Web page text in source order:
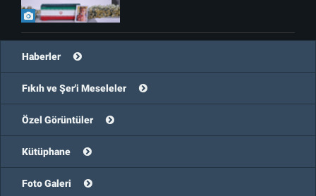
Haberler
Fıkıh ve Şer'i Meseleler
Özel Görüntüler
Kütüphane
Foto Galeri